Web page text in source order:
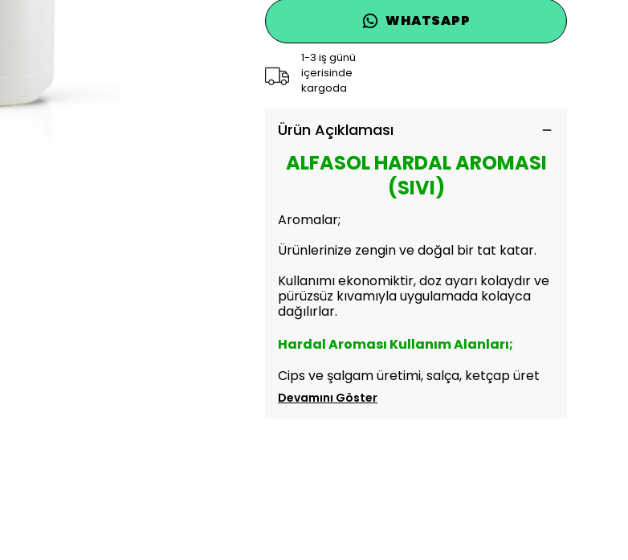
WHATSAPP
1-3 iş günü
içerisinde
kargoda
Ürün Açıklaması
ALFASOL HARDAL AROMASI
(SIVI)
Aromalar;
Ürünlerinize zengin ve doğal bir tat katar.
Kullanımı ekonomiktir, doz ayarı kolaydır ve
pürüzsüz kıvamıyla uygulamada kolayca
dağılırlar.
Hardal Aroması Kullanım Alanları;
Cips ve şalgam üretimi, salça, ketçap üret
Devamını Göster